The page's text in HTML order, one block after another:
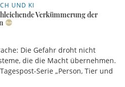
UND KI
Verkümmerung der
Die Gefahr droht nicht
die die Macht übernehmen.
Serie „Person, Tier und